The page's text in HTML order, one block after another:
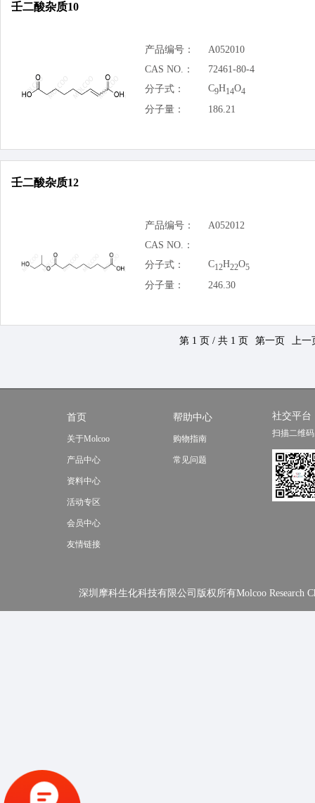
壬二酸杂质10
产品编号：
A052010
CAS NO.：
72461-80-4
分子式：
C9H14O4
分子量： 186.21
壬二酸杂质12
产品编号：
A052012
CAS NO.：
分子式：
C12H22O5
分子量： 246.30
第 1 页 / 共 1 页 第一页 上一
首页
关于Molcoo
产品中心
资料中心
活动专区
会员中心
友情链接
帮助中心
购物指南
常见问题
社交平台
扫描二维
深圳摩科生化科技有限公司版权所有Molcoo Research